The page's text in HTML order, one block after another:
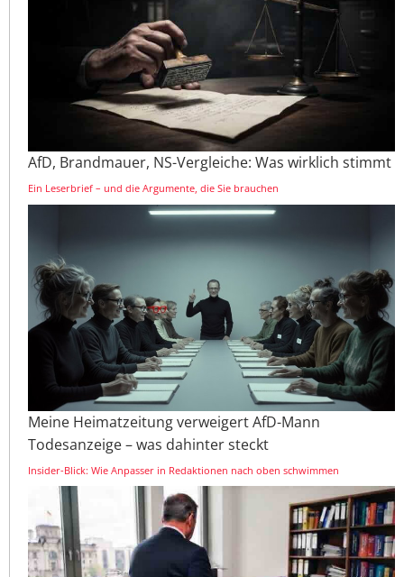
AfD, Brandmauer, NS-Vergleiche: Was wirklich stimmt
Ein Leserbrief – und die Argumente, die Sie brauchen
Meine Heimatzeitung verweigert AfD-Mann
Todesanzeige – was dahinter steckt
Insider-Blick: Wie Anpasser in Redaktionen nach oben schwimmen